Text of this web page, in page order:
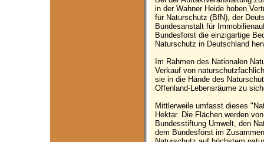
in der Wahner Heide hoben
für Naturschutz (BfN), der
Bundesanstalt für
Bundesforst die einzigartige
Naturschutz in Deutschland
Im Rahmen des Nationalen
Verkauf von
sie in die Hände des
Offenland-Lebensräume zu
Mittlerweile umfasst dieses
Hektar. Die Flächen werden
Bundesstiftung Umwelt, den
dem Bundesforst im